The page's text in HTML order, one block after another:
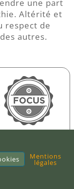
une part
Altérité et
respect de
autres.
intégré le
des
on ne
Mentions
légales